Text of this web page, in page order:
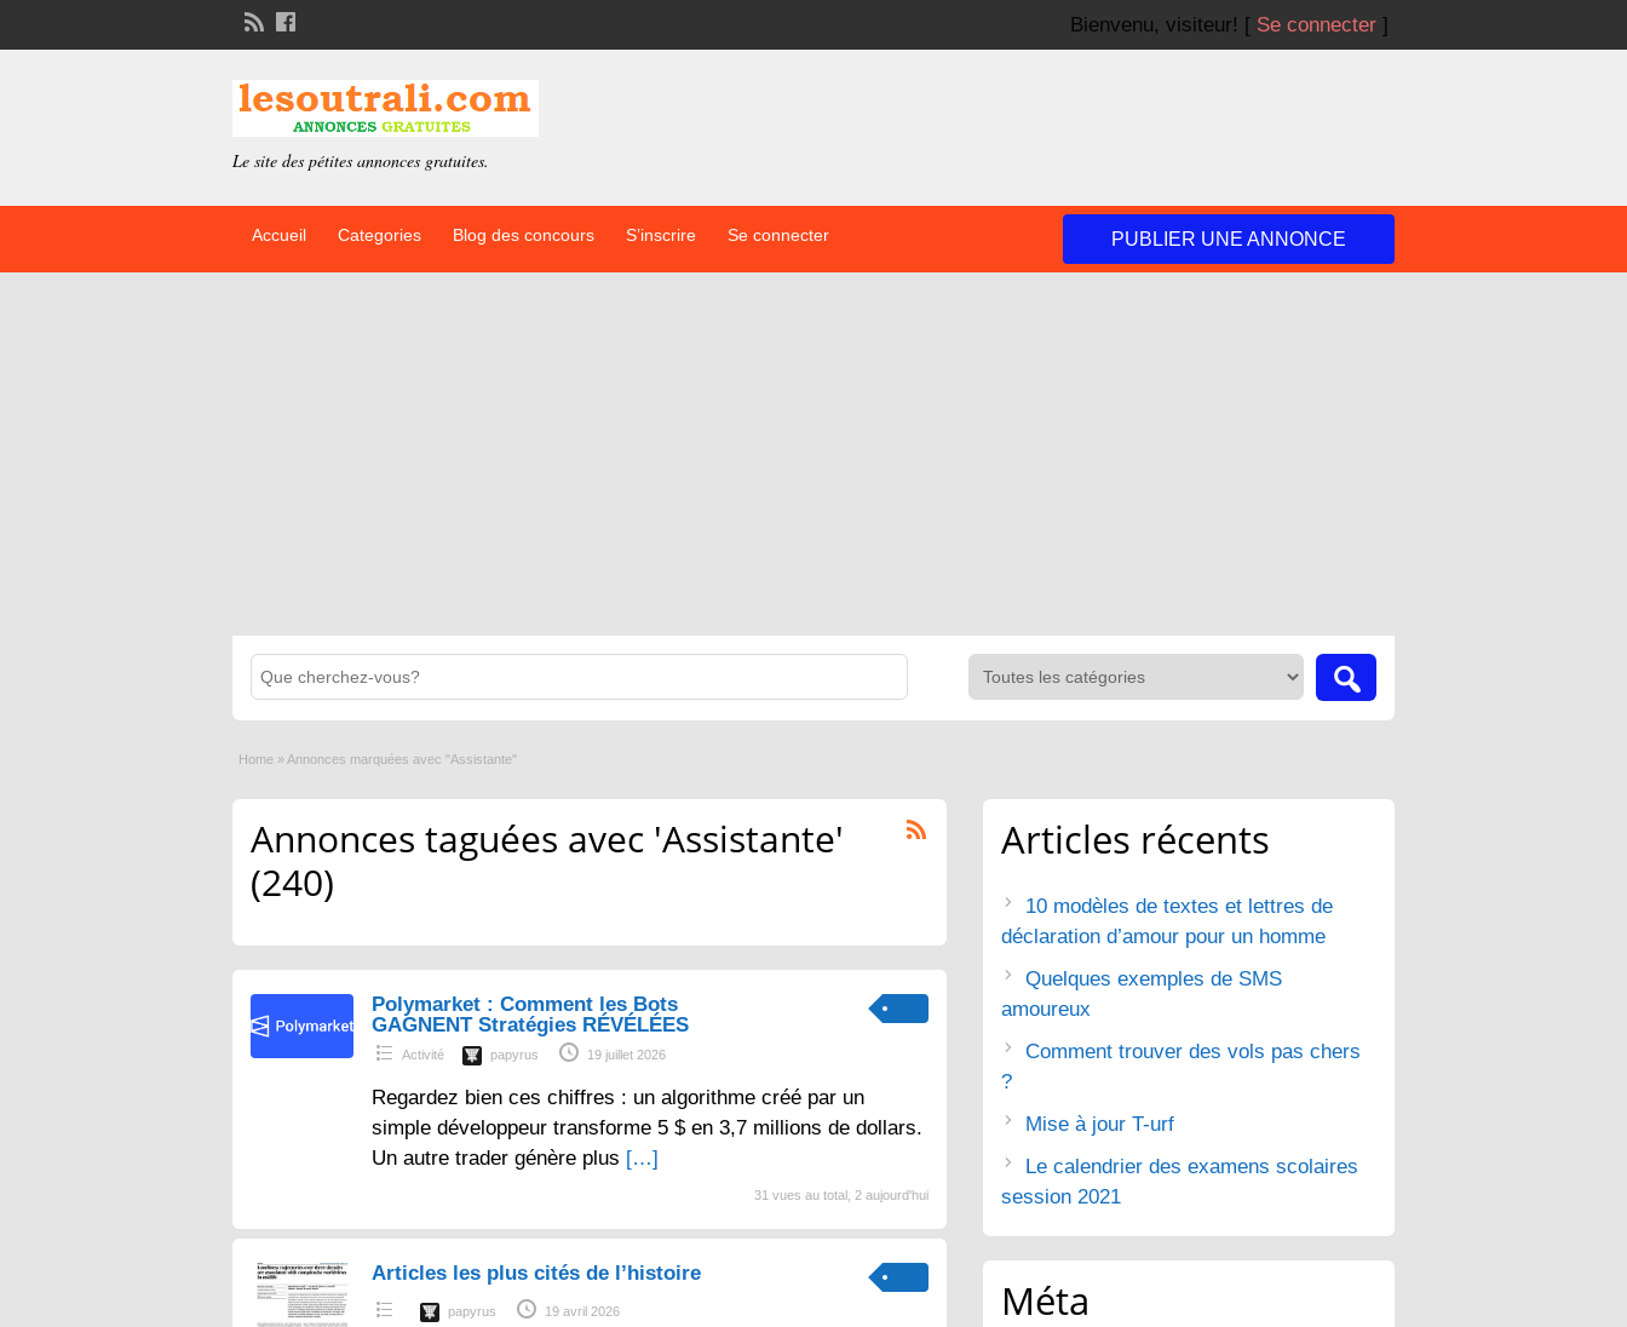
Bienvenu, visiteur! [ Se connecter ]
Le site des pétites annonces gratuites.
Accueil Categories Blog des concours S’inscrire Se connecter PUBLIER UNE ANNONCE
Home » Annonces marquées avec "Assistante"
Annonces taguées avec 'Assistante'
(240)
Polymarket : Comment les Bots
GAGNENT Stratégies RÉVÉLÉES
Activité papyrus 19 juillet 2026
Regardez bien ces chiffres : un algorithme créé par un
simple développeur transforme 5 $ en 3,7 millions de dollars.
Un autre trader génère plus […]
31 vues au total, 2 aujourd'hui
Articles les plus cités de l’histoire
papyrus 19 avril 2026
Articles récents
10 modèles de textes et lettres de
déclaration d’amour pour un homme
Quelques exemples de SMS
amoureux
Comment trouver des vols pas chers
?
Mise à jour T-urf
Le calendrier des examens scolaires
session 2021
Méta